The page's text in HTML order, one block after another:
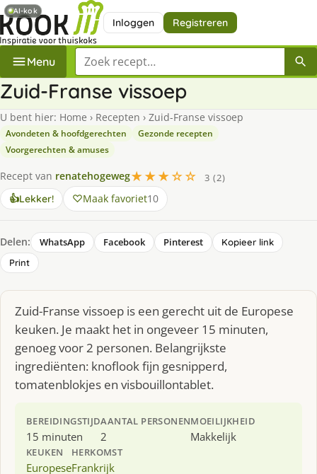
Inloggen Registreren
Menu Zoek een recept
Zuid-Franse vissoep
U bent hier: Home › Recepten › Zuid-Franse vissoep
Avondeten & hoofdgerechten
Gezonde recepten
Voorgerechten & amuses
Recept van renatehogeweg★★★☆☆
3 (2)
👍Lekker! Maak favoriet10
Delen: WhatsApp Facebook Pinterest
Kopieer link
Print
Zuid-Franse vissoep is een gerecht uit de Europese
keuken. Je maakt het in ongeveer 15 minuten,
genoeg voor 2 personen. Belangrijkste
ingrediënten: knoflook fijn gesnipperd,
tomatenblokjes en visbouillontablet.
BEREIDINGSTIJD
15 minuten
AANTAL PERSONEN
2
MOEILIJKHEID
Makkelijk
KEUKEN
Europese
HERKOMST
Frankrijk
AI-kok